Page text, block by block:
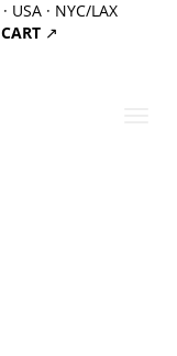
· USA · NYC/LAX
CART ↗